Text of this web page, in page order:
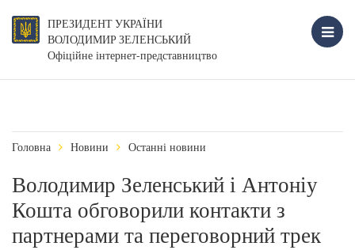
ПРЕЗИДЕНТ УКРАЇНИ
ВОЛОДИМИР ЗЕЛЕНСЬКИЙ
Офіційне інтернет-представництво
Головна Новини Останні новини
Володимир Зеленський і Антоніу
Кошта обговорили контакти з
партнерами та переговорний трек